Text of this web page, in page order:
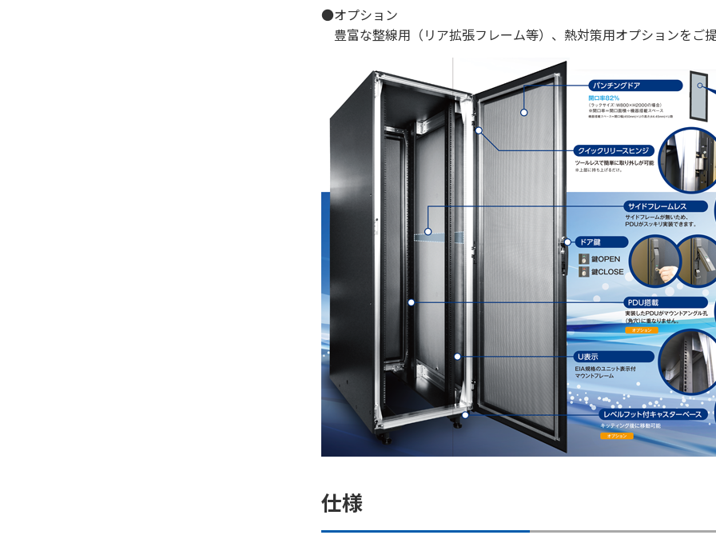
●オプション
豊富な整線用（リア拡張フレーム等）、熱対策用オプションをご
仕様